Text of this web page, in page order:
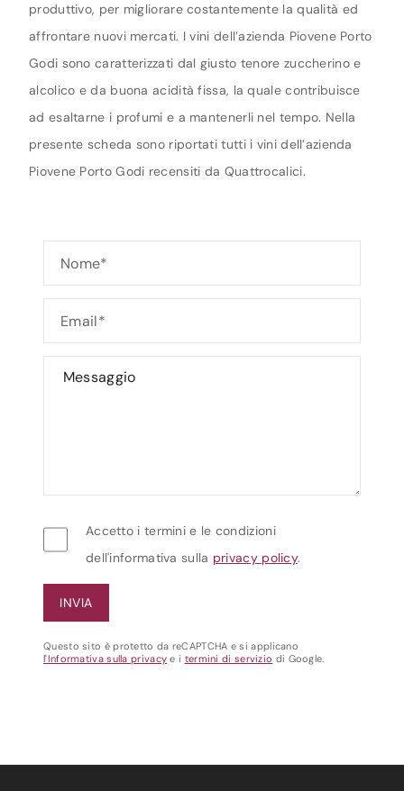
produttivo, per migliorare costantemente la qualità ed
affrontare nuovi mercati. I vini dell’azienda Piovene Porto
Godi sono caratterizzati dal giusto tenore zuccherino e
alcolico e da buona acidità fissa, la quale contribuisce
ad esaltarne i profumi e a mantenerli nel tempo. Nella
presente scheda sono riportati tutti i vini dell’azienda
Piovene Porto Godi recensiti da Quattrocalici.
Accetto i termini e le condizioni
dell'informativa sulla privacy policy.
Questo sito è protetto da reCAPTCHA e si applicano
l'Informativa sulla privacy e i termini di servizio di Google.